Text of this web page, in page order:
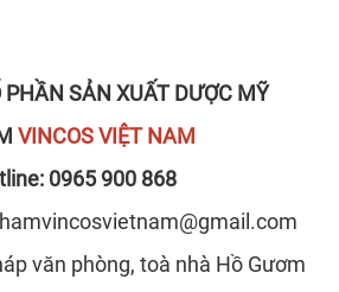
PHẦN SẢN XUẤT DƯỢC MỸ
VINCOS VIỆT NAM
0965 900 868
văn phòng, toà nhà Hồ Gươm